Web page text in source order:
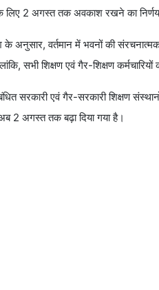
के लिए 2 अगस्त तक अवकाश रखने का
के अनुसार, वर्तमान में भवनों की
सभी शिक्षण एवं गैर-शिक्षण
सरकारी एवं गैर-सरकारी शिक्षण
2 अगस्त तक बढ़ा दिया गया है।